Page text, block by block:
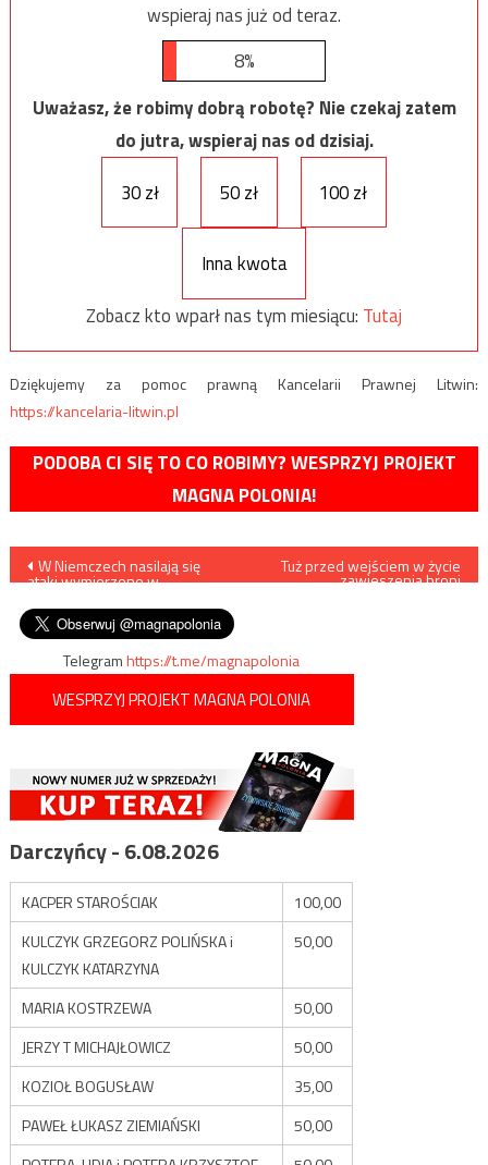
wspieraj nas już od teraz.
8%
Uważasz, że robimy dobrą robotę? Nie czekaj zatem
do jutra, wspieraj nas od dzisiaj.
30 zł
50 zł 100 zł
Inna kwota
Zobacz kto wparł nas tym miesiącu: Tutaj
Dziękujemy za pomoc prawną Kancelarii Prawnej Litwin:
https://kancelaria-litwin.pl
PODOBA CI SIĘ TO CO ROBIMY? WESPRZYJ PROJEKT
MAGNA POLONIA!
Nawigacja
wpisu
W Niemczech nasilają się
ataki wymierzone w
Tuż przed wejściem w życie
zawieszenia broni
Telegramhttps://t.me/magnapolonia
WESPRZYJ PROJEKT MAGNA POLONIA
Darczyńcy - 6.08.2026
KACPER STAROŚCIAK
100,00
KULCZYK GRZEGORZ POLIŃSKA i
KULCZYK KATARZYNA
50,00
MARIA KOSTRZEWA
50,00
JERZY T MICHAJŁOWICZ
50,00
KOZIOŁ BOGUSŁAW
35,00
PAWEŁ ŁUKASZ ZIEMIAŃSKI
50,00